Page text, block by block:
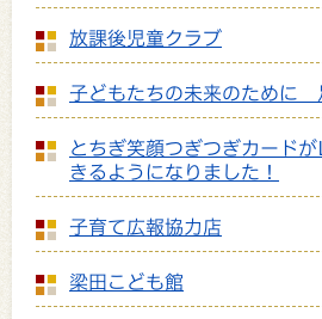
放課後児童クラブ
子どもたちの未来のために
とちぎ笑顔つぎつぎカード
きるようになりました！
子育て広報協力店
梁田こども館